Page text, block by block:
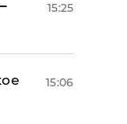
15:25
15:06